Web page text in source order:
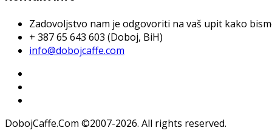
Zadovoljstvo nam je odgovoriti na vaš upit kako
+ 387 65 643 603 (Doboj, BiH)
info@dobojcaffe.com
DobojCaffe.Com ©2007-2026. All rights reserved.